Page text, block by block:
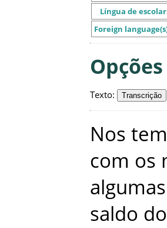
Língua de
Foreign
Texto: Transcrição
Nos
com os
algumas
saldo do